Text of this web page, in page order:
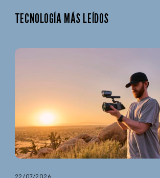
TECNOLOGÍA MÁS LEÍDOS
22/07/2026